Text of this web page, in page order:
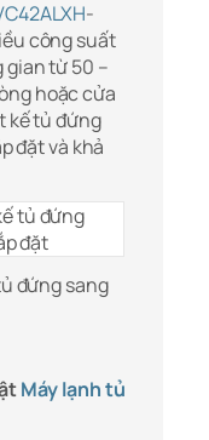
-
công suất
gian từ 50 –
hoặc cửa
kế tủ đứng
đặt và khả
đứng sang
Máy lạnh tủ